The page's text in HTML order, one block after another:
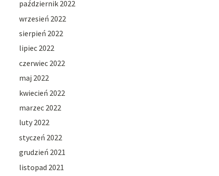
październik 2022
wrzesień 2022
sierpień 2022
lipiec 2022
czerwiec 2022
maj 2022
kwiecień 2022
marzec 2022
luty 2022
styczeń 2022
grudzień 2021
listopad 2021